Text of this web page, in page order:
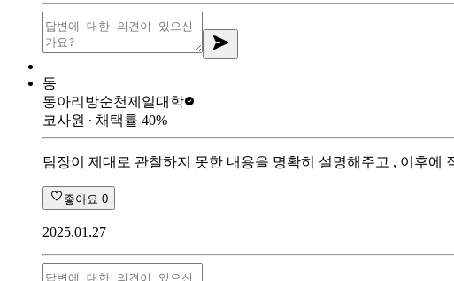
동
동아리방순천제일대학
코사원 ∙ 채택률 40%
팀장이 제대로 관찰하지 못한 내용을 명확히 설명해주고 , 이후
좋아요 0
2025.01.27